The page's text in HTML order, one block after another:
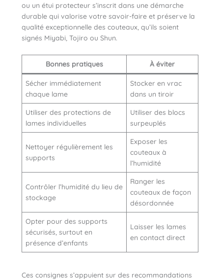
ou un étui protecteur s’inscrit dans une démarche
durable qui valorise votre savoir-faire et préserve la
qualité exceptionnelle des couteaux, qu’ils soient
signés Miyabi, Tojiro ou Shun.
Bonnes pratiques À éviter
Sécher immédiatement
chaque lame
Stocker en vrac
dans un tiroir
Utiliser des protections de
lames individuelles
Utiliser des blocs
surpeuplés
Nettoyer régulièrement les
supports
Exposer les
couteaux à
l’humidité
Contrôler l’humidité du lieu de
stockage
Ranger les
couteaux de façon
désordonnée
Opter pour des supports
sécurisés, surtout en
présence d’enfants
Laisser les lames
en contact direct
Ces consignes s’appuient sur des recommandations